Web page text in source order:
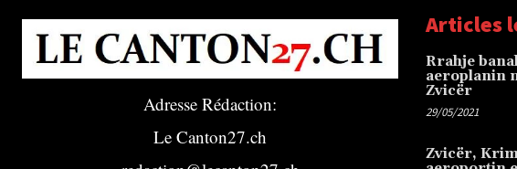
Adresse Rédaction:
Le Canton27.ch
Articles
Rrahje
aeroplanin
Zvicër
29/05/2021
Zvicër,